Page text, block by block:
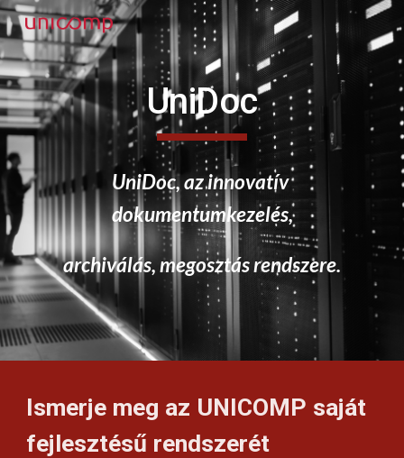
Skip to main content Skip to navigation
UniDoc
UniDoc, az innovatív
dokumentumkezelés,
archiválás, megosztás rendszere.
Ismerje meg az UNICOMP saját
fejlesztésű rendszerét